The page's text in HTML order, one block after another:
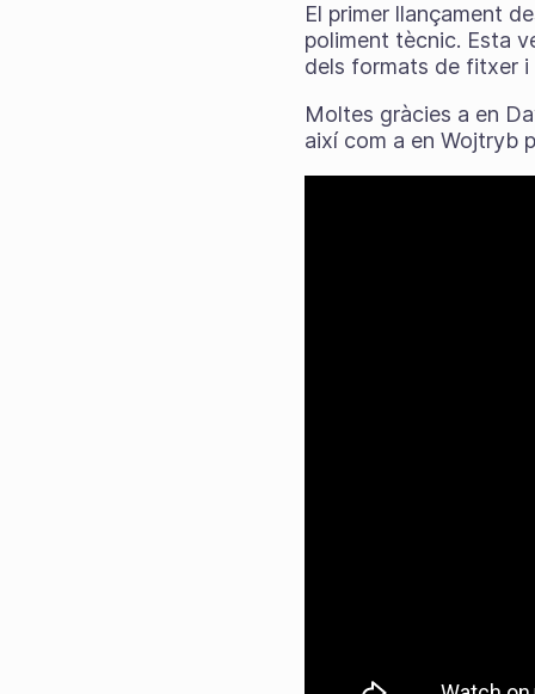
El primer llançament
poliment tècnic. Esta
dels formats de fitxer i
Moltes gràcies a en
així com a en Wojtryb